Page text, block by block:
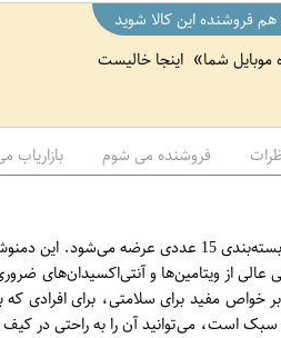
ف
ه
فروشنده این کالا شوید
موبایل شما اینجا خالیست
فروشنده می شوم بازاریاب
دمنوش میوه‌ای سیب و بهلیمو دانوش یک محصول غذایی
از ویتامین‌ها و آنتی‌اکسیدان‌های
خواص مفید برای سلامتی، برای
است، می‌توانید آن را به راحتی در کیف